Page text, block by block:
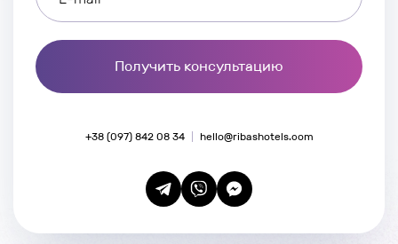
Получить консультацию
+38 (097) 842 08 34 hello@ribashotels.com